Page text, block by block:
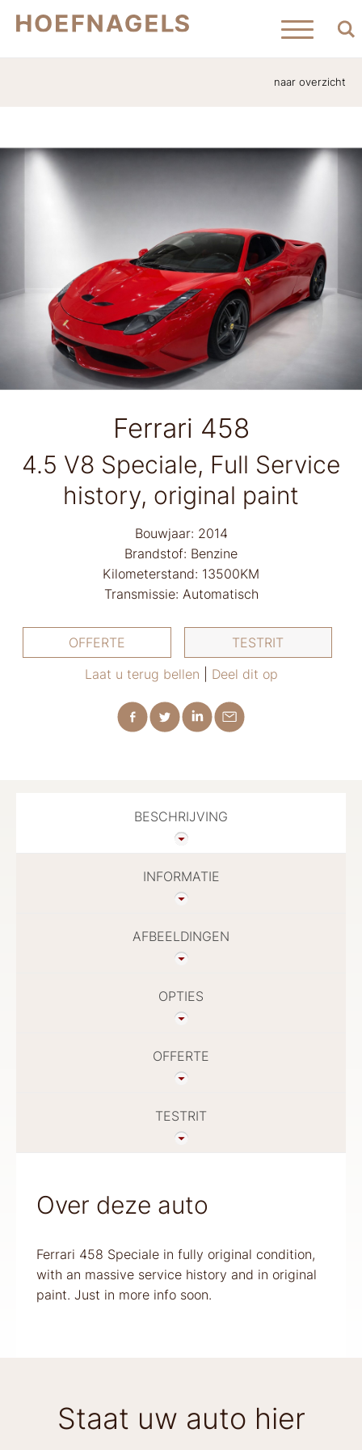
Contact
naar overzicht
Ferrari 458
4.5 V8 Speciale, Full Service
history, original paint
Bouwjaar: 2014
Brandstof: Benzine
Kilometerstand: 13500KM
Transmissie: Automatisch
OFFERTE
TESTRIT
Laat u terug bellen
Deel dit op
BESCHRIJVING
INFORMATIE
AFBEELDINGEN
OPTIES
OFFERTE
TESTRIT
Over deze auto
Ferrari 458 Speciale in fully original condition,
with an massive service history and in original
paint. Just in more info soon.
Staat uw auto hier